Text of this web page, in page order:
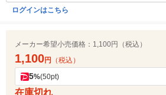
ログインはこちら
メーカー希望小売価格： 1,100円（税込）
1,100円 （税込）
5%(50pt)
在庫切れ